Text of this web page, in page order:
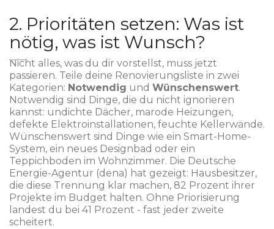
2. Prioritäten setzen: Was ist
nötig, was ist Wunsch?
Nicht alles, was du dir vorstellst, muss jetzt
passieren. Teile deine Renovierungsliste in zwei
Kategorien: Notwendig und Wünschenswert.
Notwendig sind Dinge, die du nicht ignorieren
kannst: undichte Dächer, marode Heizungen,
defekte Elektroinstallationen, feuchte Kellerwände.
Wünschenswert sind Dinge wie ein Smart-Home-
System, ein neues Designbad oder ein
Teppichboden im Wohnzimmer. Die Deutsche
Energie-Agentur (dena) hat gezeigt: Hausbesitzer,
die diese Trennung klar machen, 82 Prozent ihrer
Projekte im Budget halten. Ohne Priorisierung
landest du bei 41 Prozent - fast jeder zweite
scheitert.